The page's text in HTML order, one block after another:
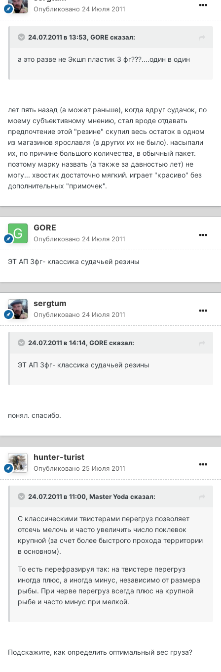
Опубликовано 24 Июля 2011
24.07.2011 в 13:53, GORE сказал:
а это разве не Экшп пластик 3 фг???....один в один
лет пять назад (а может раньше), когда вдруг судачок, по
моему субъективному мнению, стал вроде отдавать
предпочтение этой "резине" скупил весь остаток в одном
из магазинов ярославля (в других их не было). насыпали
их, по причине большого количества, в обычный пакет.
поэтому марку назвать (а также за давностью лет) не
могу... хвостик достаточно мягкий. играет "красиво" без
дополнительных "примочек".
GORE
Опубликовано 24 Июля 2011
ЭТ АП 3фг- классика судачьей резины
sergtum
Опубликовано 24 Июля 2011
24.07.2011 в 14:14, GORE сказал:
ЭТ АП 3фг- классика судачьей резины
понял. спасибо.
hunter-turist
Опубликовано 25 Июля 2011
24.07.2011 в 11:00, Master Yoda сказал:
С классическими твистерами перегруз позволяет
отсечь мелочь и часто увеличить число поклевок
крупной (за счет более быстрого прохода территории
в основном).
То есть перефразируя так: на твистере перегруз
иногда плюс, а иногда минус, независимо от размера
рыбы. При черве перегруз всегда плюс на крупной
рыбе и часто минус при мелкой.
Подскажите, как определить оптимальный вес груза?